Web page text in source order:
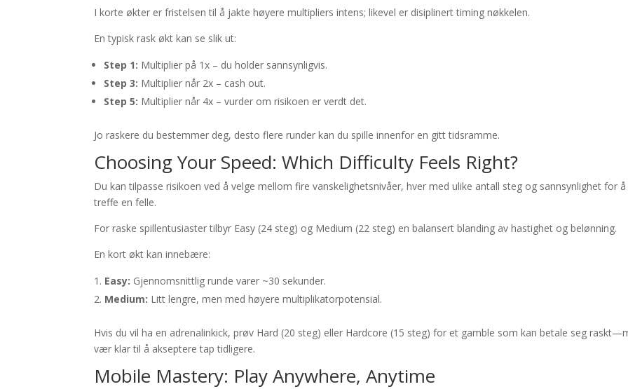
I korte økter er fristelsen til å jakte høyere multipliers intens; likevel er disiplinert timing nøkkelen.
En typisk rask økt kan se slik ut:
Step 1: Multiplier på 1x – du holder sannsynligvis.
Step 3: Multiplier når 2x – cash out.
Step 5: Multiplier når 4x – vurder om risikoen er verdt det.
Jo raskere du bestemmer deg, desto flere runder kan du spille innenfor en gitt tidsramme.
Choosing Your Speed: Which Difficulty Feels Right?
Du kan tilpasse risikoen ved å velge mellom fire vanskelighetsnivåer, hver med ulike antall steg og sannsynlighet for å
treffe en felle.
For raske spillentusiaster tilbyr Easy (24 steg) og Medium (22 steg) en balansert blanding av hastighet og belønning.
En kort økt kan innebære:
Easy: Gjennomsnittlig runde varer ~30 sekunder.
Medium: Litt lengre, men med høyere multiplikatorpotensial.
Hvis du vil ha en adrenalinkick, prøv Hard (20 steg) eller Hardcore (15 steg) for et gamble som kan betale seg
vær klar til å akseptere tap tidligere.
Mobile Mastery: Play Anywhere, Anytime